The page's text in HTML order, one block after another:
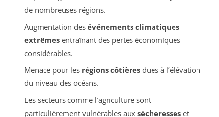
de nombreuses régions.
Augmentation des événements climatiques
extrêmesentraînant des pertes économiques
considérables.
Menace pour les régions côtièresdues à l’élévation
du niveau des océans.
Les secteurs comme l’agriculture sont
particulièrement vulnérables aux sècheresseset